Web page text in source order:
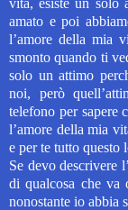
amato e poi
l’amore della mia
smonto quando ti
solo un attimo
noi, però
telefono per sapere
l’amore della mia
e per te tutto questo
Se devo descrivere
di qualcosa che va
nonostante io abbia